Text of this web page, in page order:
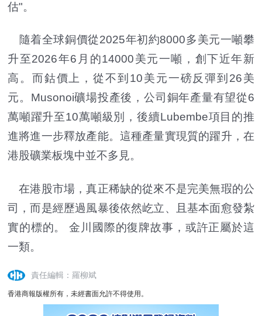
估"。
隨着全球銅價從2025年初約8000多美元一噸攀
升至2026年6月的14000美元一噸，創下近年新
高。而鈷價上，從不到10美元一磅反彈到26美
元。Musonoi礦場投產後，公司銅年產量有望從6
萬噸躍升至10萬噸級別，後續Lubembe項目的推
進將進一步釋放產能。這種產量實現質的躍升，在
港股礦業板塊中並不多見。
在港股市場，真正稀缺的從來不是完美無瑕的公
司，而是經歷過風暴後依然屹立、且基本面愈發紮
實的標的。 金川國際的復牌故事，或許正屬於這
一類。
責任編輯：羅柳斌
香港商報版權所有，未經書面允許不得使用。